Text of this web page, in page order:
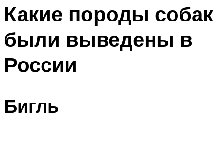
Какие породы собак
были выведены в
России
Бигль